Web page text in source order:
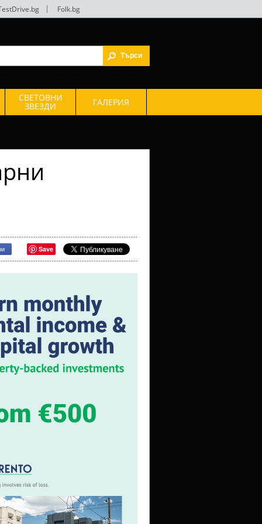
Folk.bg
СВЕТОВНИ
ЗВЕЗДИ ГАЛЕРИЯ
Save